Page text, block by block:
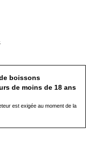
boissons
de moins de 18 ans
est exigée au moment de la